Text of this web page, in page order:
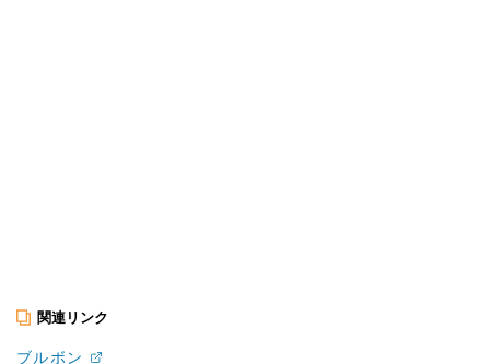
関連リンク
ブルボン